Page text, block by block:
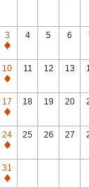
3
休
館
日
4 5 6
10
休
館
日
11 12 13
17
休
館
日
18 19 20
24
休
館
日
25 26 27
31
休